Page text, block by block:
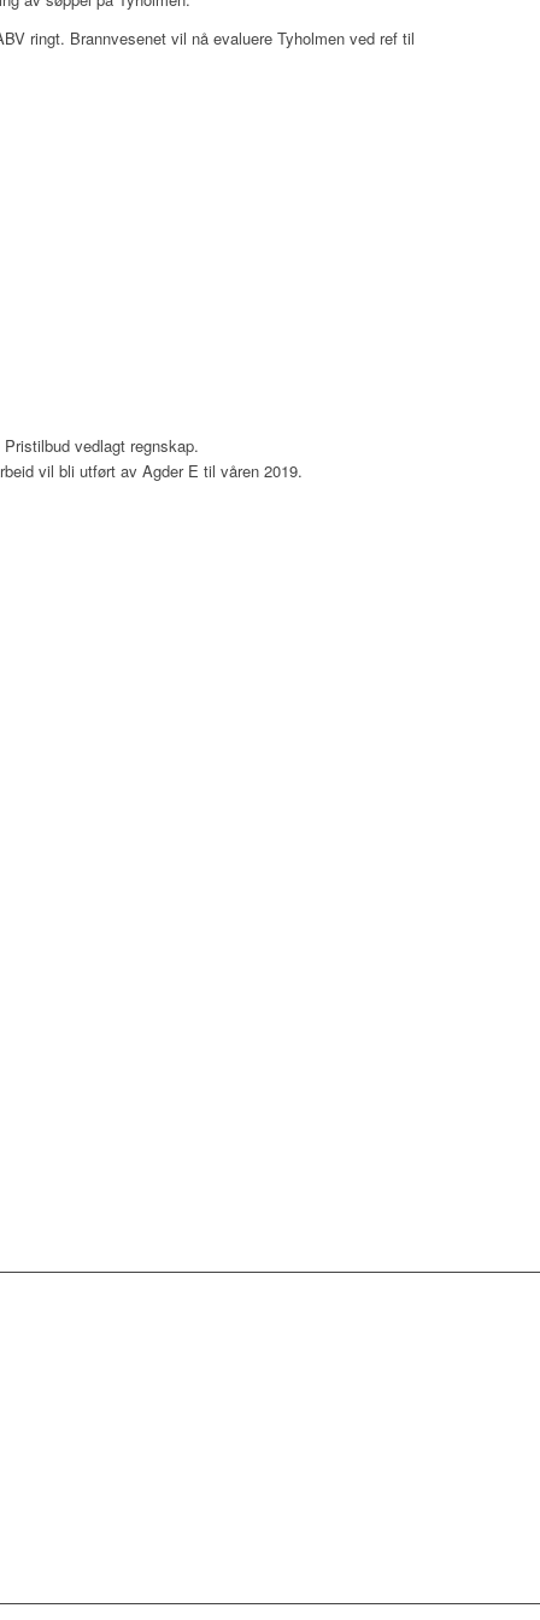
ringt. Brannvesenet vil nå evaluere Tyholmen ved ref til
vedlagt regnskap.
vil bli utført av Agder E til våren 2019.